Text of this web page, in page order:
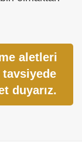
aletleri
tavsiyede
duyarız.